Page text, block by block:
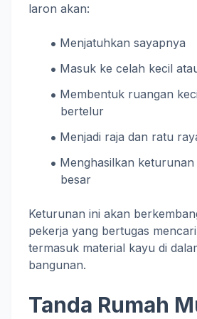
laron akan:
Menjatuhkan sayapnya
Masuk ke celah kecil
Membentuk ruangan
bertelur
Menjadi raja dan ratu
Menghasilkan keturunan
besar
Keturunan ini akan
pekerja yang bertugas
termasuk material kayu di
bangunan.
Tanda Rumah